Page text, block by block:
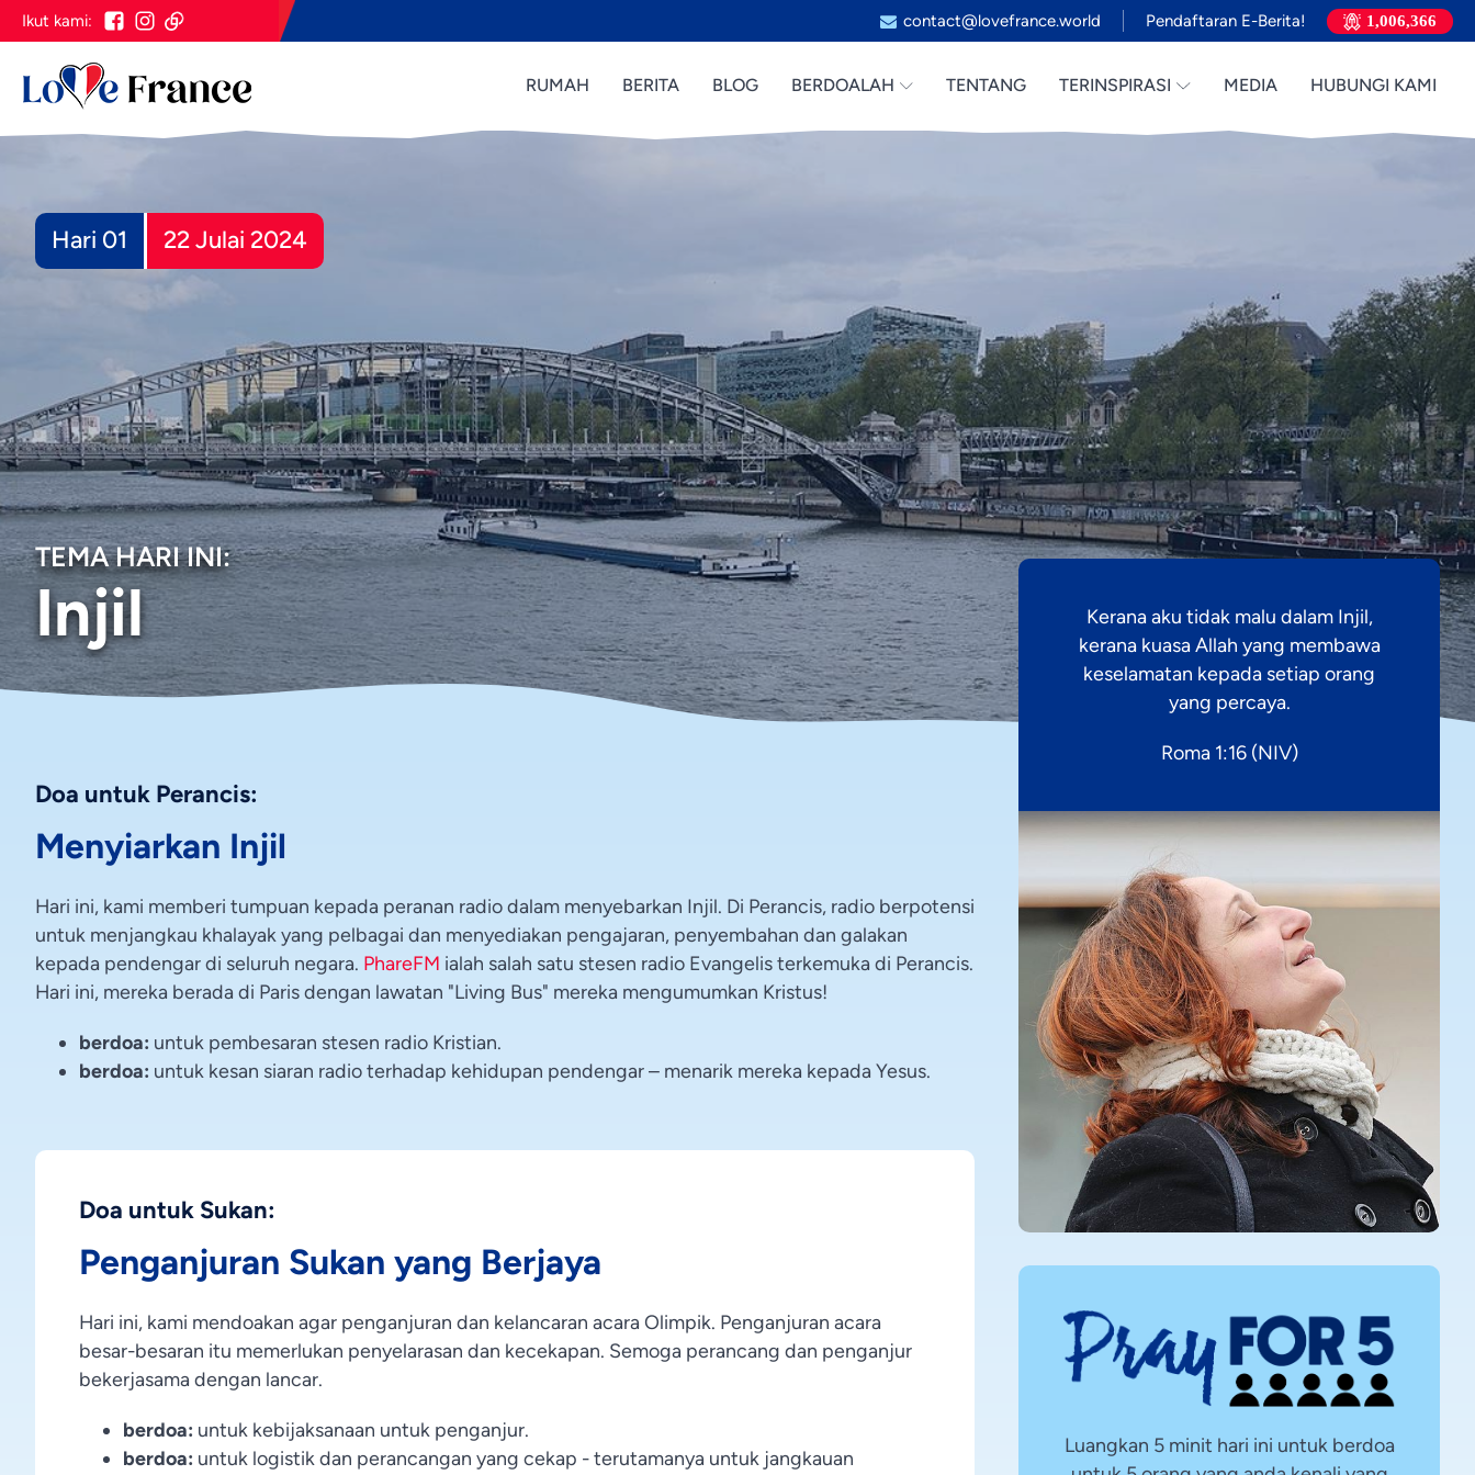
Ikut kami: contact@lovefrance.world Pendaftaran E-Berita! 1,006,366
RUMAH BERITA BLOG BERDOALAH TENTANG TERINSPIRASI MEDIA HUBUNGI KAMI
Hari 01 22 Julai 2024
TEMA HARI INI:
Injil
Doa untuk Perancis:
Menyiarkan Injil
Hari ini, kami memberi tumpuan kepada peranan radio dalam menyebarkan Injil. Di Perancis, radio berpotensi
untuk menjangkau khalayak yang pelbagai dan menyediakan pengajaran, penyembahan dan galakan
kepada pendengar di seluruh negara. PhareFM ialah salah satu stesen radio Evangelis terkemuka di Perancis.
Hari ini, mereka berada di Paris dengan lawatan "Living Bus" mereka mengumumkan Kristus!
berdoa: untuk pembesaran stesen radio Kristian.
berdoa: untuk kesan siaran radio terhadap kehidupan pendengar – menarik mereka kepada Yesus.
Doa untuk Sukan:
Penganjuran Sukan yang Berjaya
Hari ini, kami mendoakan agar penganjuran dan kelancaran acara Olimpik. Penganjuran acara
besar-besaran itu memerlukan penyelarasan dan kecekapan. Semoga perancang dan penganjur
bekerjasama dengan lancar.
berdoa: untuk kebijaksanaan untuk penganjur.
berdoa: untuk logistik dan perancangan yang cekap - terutamanya untuk jangkauan
Kerana aku tidak malu dalam Injil,
kerana kuasa Allah yang membawa
keselamatan kepada setiap orang
yang percaya.
Roma 1:16 (NIV)
Luangkan 5 minit hari ini untuk berdoa